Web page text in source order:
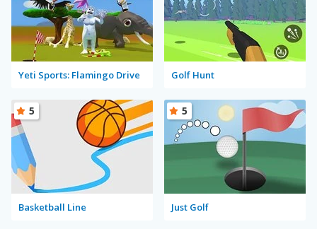
Yeti Sports: Flamingo Drive Golf Hunt
Basketball Line
5
Just Golf
5